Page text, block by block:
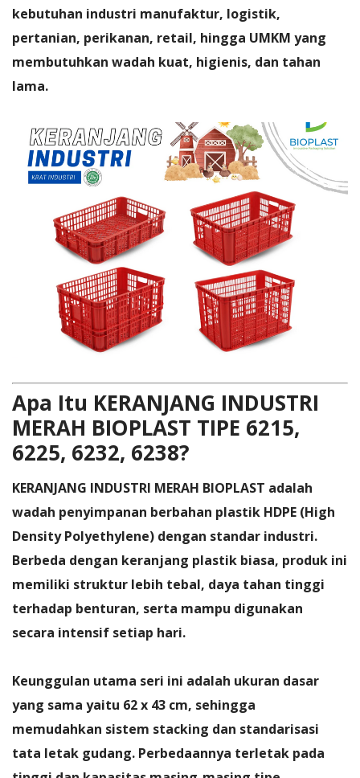
kebutuhan industri manufaktur, logistik,
pertanian, perikanan, retail, hingga UMKM yang
membutuhkan wadah kuat, higienis, dan tahan
lama.
Apa Itu KERANJANG INDUSTRI
MERAH BIOPLAST TIPE 6215,
6225, 6232, 6238?
KERANJANG INDUSTRI MERAH BIOPLAST adalah
wadah penyimpanan berbahan plastik HDPE (High
Density Polyethylene) dengan standar industri.
Berbeda dengan keranjang plastik biasa, produk ini
memiliki struktur lebih tebal, daya tahan tinggi
terhadap benturan, serta mampu digunakan
secara intensif setiap hari.
Keunggulan utama seri ini adalah ukuran dasar
yang sama yaitu 62 x 43 cm, sehingga
memudahkan sistem stacking dan standarisasi
tata letak gudang. Perbedaannya terletak pada